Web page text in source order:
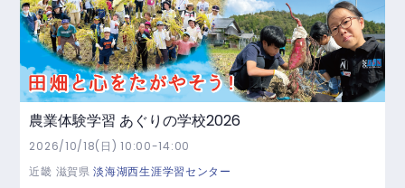
農業体験学習 あぐりの学校2026
2026/10/18(日) 10:00-14:00
近畿 滋賀県淡海湖西生涯学習センター